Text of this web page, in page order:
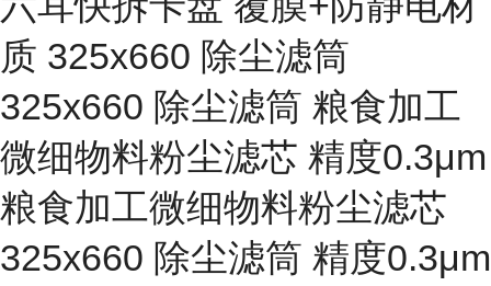
质 325x660 除尘滤筒
325x660 除尘滤筒 粮食加工
微细物料粉尘滤芯 精度0.3μm
粮食加工微细物料粉尘滤芯
325x660 除尘滤筒 精度0.3μm